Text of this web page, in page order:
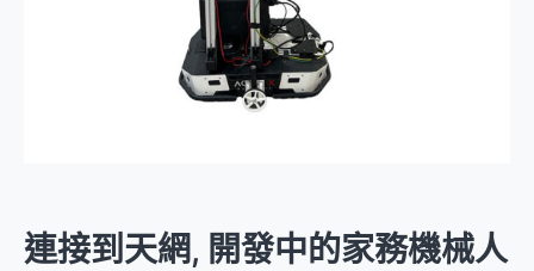
連接到天網, 開發中的家務機械人